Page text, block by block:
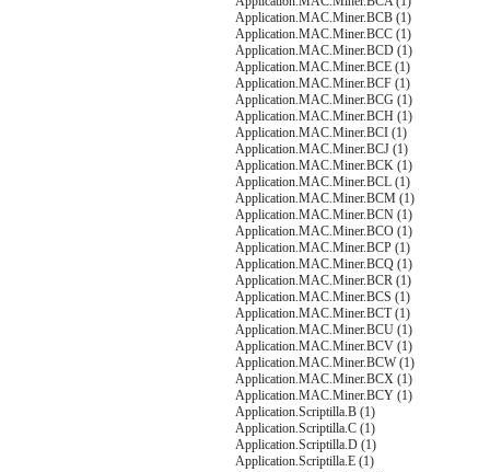
Application.MAC.Miner.BCB (1)
Application.MAC.Miner.BCC (1)
Application.MAC.Miner.BCD (1)
Application.MAC.Miner.BCE (1)
Application.MAC.Miner.BCF (1)
Application.MAC.Miner.BCG (1)
Application.MAC.Miner.BCH (1)
Application.MAC.Miner.BCI (1)
Application.MAC.Miner.BCJ (1)
Application.MAC.Miner.BCK (1)
Application.MAC.Miner.BCL (1)
Application.MAC.Miner.BCM (1)
Application.MAC.Miner.BCN (1)
Application.MAC.Miner.BCO (1)
Application.MAC.Miner.BCP (1)
Application.MAC.Miner.BCQ (1)
Application.MAC.Miner.BCR (1)
Application.MAC.Miner.BCS (1)
Application.MAC.Miner.BCT (1)
Application.MAC.Miner.BCU (1)
Application.MAC.Miner.BCV (1)
Application.MAC.Miner.BCW (1)
Application.MAC.Miner.BCX (1)
Application.MAC.Miner.BCY (1)
Application.Scriptilla.B (1)
Application.Scriptilla.C (1)
Application.Scriptilla.D (1)
Application.Scriptilla.E (1)